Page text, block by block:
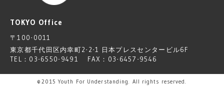
TOKYO Office
〒100-0011
東京都千代田区内幸町2-2-1 日本プレスセンタービル6F
TEL：03-6550-9491 FAX：03-6457-9546
©2015 Youth For Understanding. All rights reserved.